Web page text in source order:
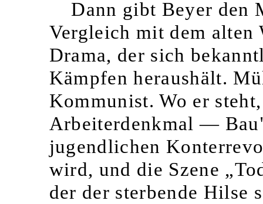
Dann gibt Beyer den
Vergleich mit dem alten
Drama, der sich
Kämpfen heraushält.
Kommunist. Wo er
Arbeiterdenkmal —
jugendlichen
wird, und die Szene
der der sterbende Hilse